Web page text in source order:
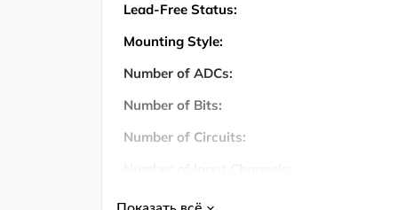
Lead-Free Status:
Mounting Style:
Number of ADCs:
Number of Bits:
Number of Circuits:
Number of Inputs: